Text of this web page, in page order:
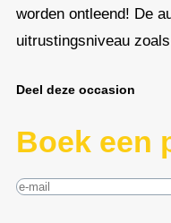
worden ontleend! De
uitrustingsniveau
Deel deze occasion
Boek een